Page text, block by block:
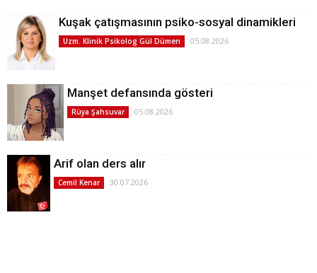
Kuşak çatışmasının psiko-sosyal dinamikleri
Uzm. Klinik Psikolog Gül Dümen 05.08.2026
Manşet defansında gösteri
Rüya Şahsuvar 05.08.2026
Arif olan ders alır
Cemil Kenar 30.07.2026